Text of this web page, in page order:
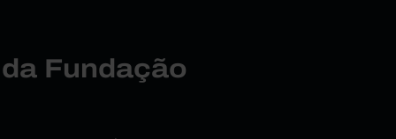
Fundação